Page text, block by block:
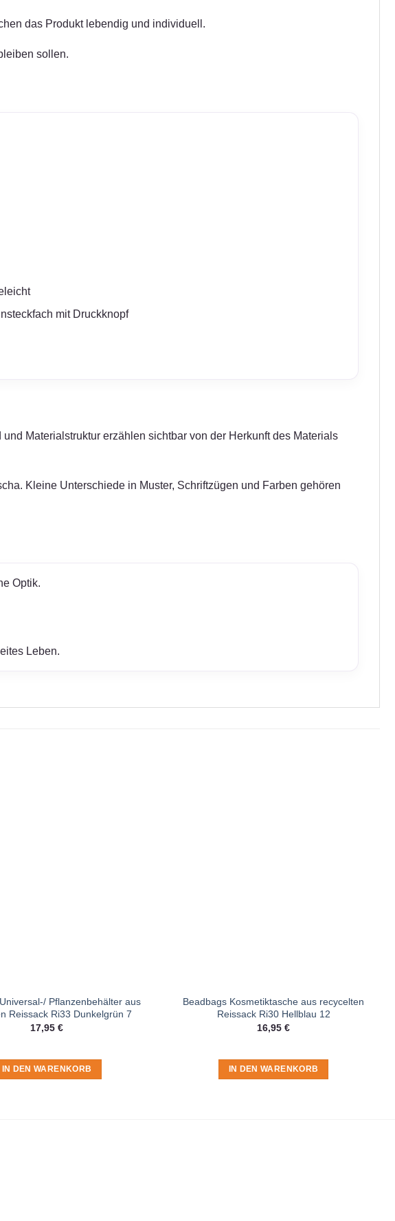
das Produkt lebendig und individuell.
sollen.
mit Druckknopf
Materialstruktur erzählen sichtbar von der Herkunft des Materials
Kleine Unterschiede in Muster, Schriftzügen und Farben gehören
Optik.
Leben.
Pflanzenbehälter aus
Reissack Ri33 Dunkelgrün 7
17,95 €
IN DEN WARENKORB
Beadbags Kosmetiktasche aus recycelten
Reissack Ri30 Hellblau 12
16,95 €
IN DEN WARENKORB